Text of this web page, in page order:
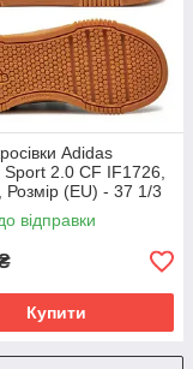
Adidas
Sport 2.0 CF IF1726,
Розмір (EU) - 37 1/3
відправки
Купити